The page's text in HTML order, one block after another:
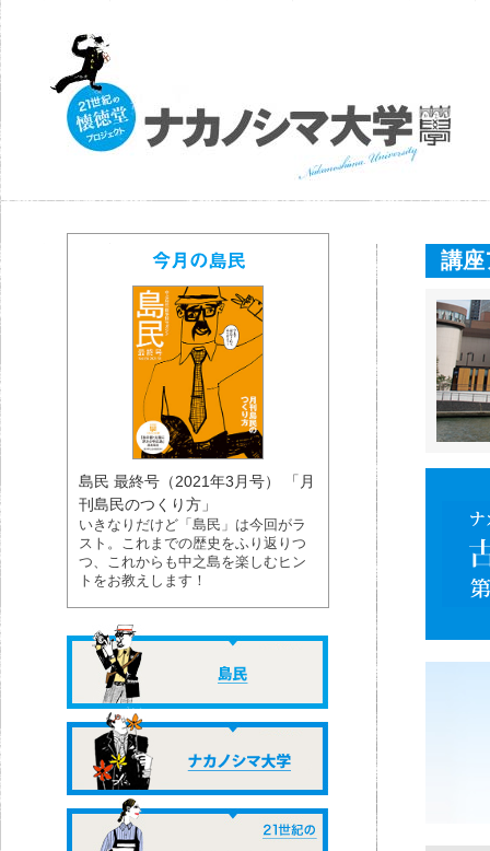
講座
島民 最終号（2021年3月号） 「月
刊島民のつくり方」
いきなりだけど「島民」は今回がラ
スト。これまでの歴史をふり返りつ
つ、これからも中之島を楽しむヒン
トをお教えします！